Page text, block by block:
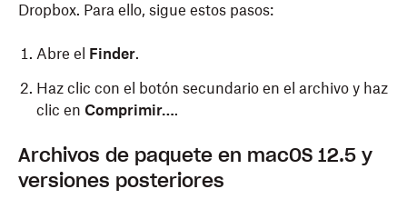
Dropbox. Para ello, sigue estos pasos:
Abre el Finder.
Haz clic con el botón secundario en el archivo y haz
clic en Comprimir….
Archivos de paquete en macOS 12.5 y
versiones posteriores